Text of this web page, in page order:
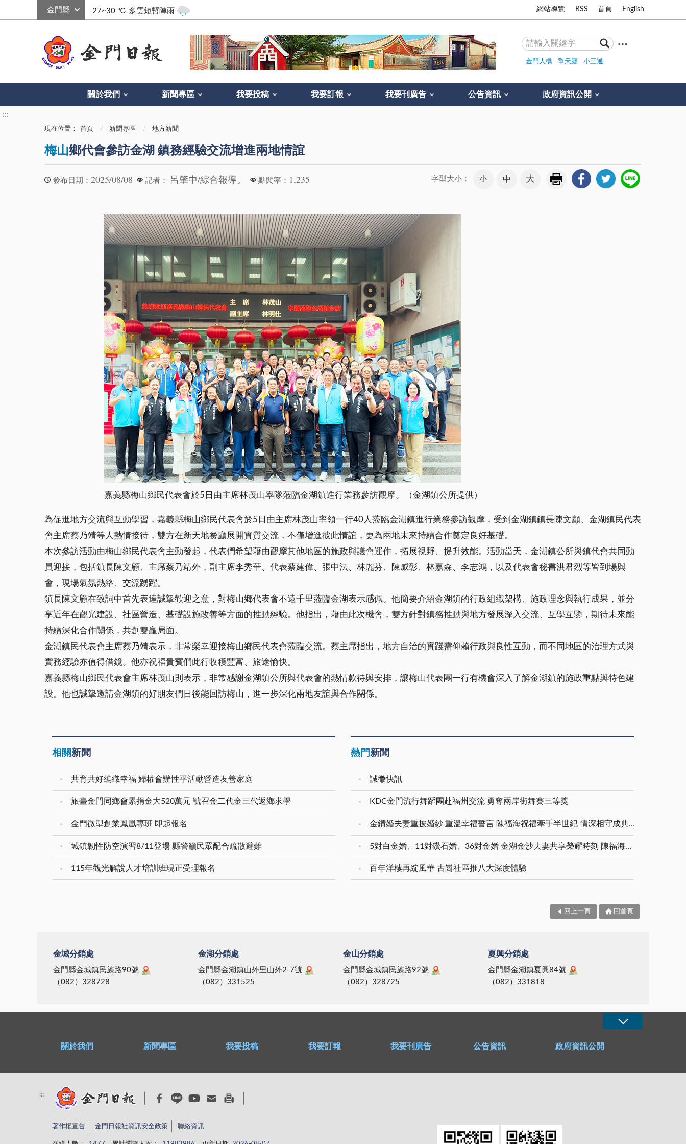
27~30 ℃ 多雲短暫陣雨 網站導覽 RSS 首頁 English
金門大橋 擎天廳 小三通
關於我們 新聞專區 我要投稿 我要訂報 我要刊廣告 公告資訊 政府資訊公開
:::
現在位置： 首頁 新聞專區 地方新聞
梅山鄉代會參訪金湖 鎮務經驗交流增進兩地情誼
發布日期： 2025/08/08 記者： 呂肇中/綜合報導。 點閱率： 1,235 字型大小： 小 中 大
嘉義縣梅山鄉民代表會於5日由主席林茂山率隊蒞臨金湖鎮進行業務參訪觀摩。（金湖鎮公所提供）
為促進地方交流與互動學習，嘉義縣梅山鄉民代表會於5日由主席林茂山率領一行40人蒞臨金湖鎮進行業務參訪觀摩，受到金湖鎮鎮長陳文顧、金湖鎮民代表
會主席蔡乃靖等人熱情接待，雙方在新天地餐廳展開實質交流，不僅增進彼此情誼，更為兩地未來持續合作奠定良好基礎。
本次參訪活動由梅山鄉民代表會主動發起，代表們希望藉由觀摩其他地區的施政與議會運作，拓展視野、提升效能。活動當天，金湖鎮公所與鎮代會共同動
員迎接，包括鎮長陳文顧、主席蔡乃靖外，副主席李秀華、代表蔡建偉、張中法、林麗芬、陳威彰、林嘉森、李志鴻，以及代表會秘書洪君烈等皆到場與
會，現場氣氛熱絡、交流踴躍。
鎮長陳文顧在致詞中首先表達誠摯歡迎之意，對梅山鄉代表會不遠千里蒞臨金湖表示感佩。他簡要介紹金湖鎮的行政組織架構、施政理念與執行成果，並分
享近年在觀光建設、社區營造、基礎設施改善等方面的推動經驗。他指出，藉由此次機會，雙方針對鎮務推動與地方發展深入交流、互學互鑒，期待未來能
持續深化合作關係，共創雙贏局面。
金湖鎮民代表會主席蔡乃靖表示，非常榮幸迎接梅山鄉民代表會蒞臨交流。蔡主席指出，地方自治的實踐需仰賴行政與良性互動，而不同地區的治理方式與
實務經驗亦值得借鏡。他亦祝福貴賓們此行收穫豐富、旅途愉快。
嘉義縣梅山鄉民代表會主席林茂山則表示，非常感謝金湖鎮公所與代表會的熱情款待與安排，讓梅山代表團一行有機會深入了解金湖鎮的施政重點與特色建
設。他也誠摯邀請金湖鎮的好朋友們日後能回訪梅山，進一步深化兩地友誼與合作關係。
相關新聞
共育共好編織幸福 婦權會辦性平活動營造友善家庭
旅臺金門同鄉會累捐金大520萬元 號召金二代金三代返鄉求學
金門微型創業鳳凰專班 即起報名
城鎮韌性防空演習8/11登場 縣警籲民眾配合疏散避難
115年觀光解說人才培訓班現正受理報名
熱門新聞
誠徵快訊
KDC金門流行舞蹈團赴福州交流 勇奪兩岸街舞賽三等獎
金鑽婚夫妻重披婚紗 重溫幸福誓言 陳福海祝福牽手半世紀 情深相守成典範
5對白金婚、11對鑽石婚、36對金婚 金湖金沙夫妻共享榮耀時刻 陳福海表揚金鑽婚夫妻 向半世紀相守家庭典範致敬
百年洋樓再綻風華 古崗社區推八大深度體驗
回上一頁 回首頁
金城分銷處
金門縣金城鎮民族路90號
（082）328728
金湖分銷處
金門縣金湖鎮山外里山外2-7號
（082）331525
金山分銷處
金門縣金城鎮民族路92號
（082）328725
夏興分銷處
金門縣金湖鎮夏興84號
（082）331818
關於我們 新聞專區 我要投稿 我要訂報 我要刊廣告 公告資訊 政府資訊公開
:::
著作權宣告 金門日報社資訊安全政策 聯絡資訊